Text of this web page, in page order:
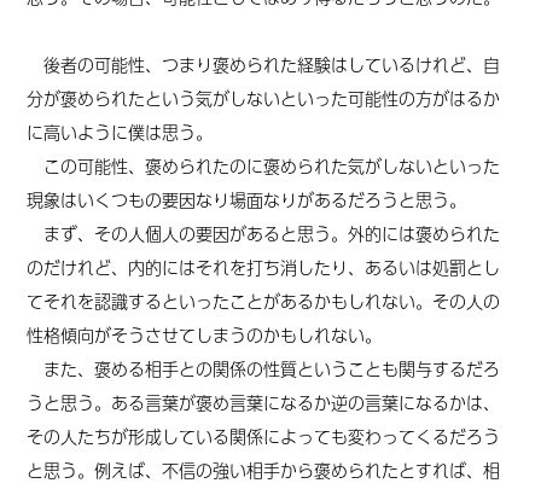
後者の可能性、つまり褒められた経験はしているけれど、自
分が褒められたという気がしないといった可能性の方がはるか
に高いように僕は思う。
この可能性、褒められたのに褒められた気がしないといった
現象はいくつもの要因なり場面なりがあるだろうと思う。
まず、その人個人の要因があると思う。外的には褒められた
のだけれど、内的にはそれを打ち消したり、あるいは処罰とし
てそれを認識するといったことがあるかもしれない。その人の
性格傾向がそうさせてしまうのかもしれない。
また、褒める相手との関係の性質ということも関与するだろ
うと思う。ある言葉が褒め言葉になるか逆の言葉になるかは、
その人たちが形成している関係によっても変わってくるだろう
と思う。例えば、不信の強い相手から褒められたとすれば、相